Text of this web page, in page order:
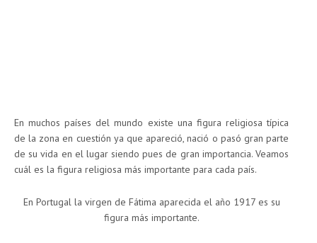
En muchos países del mundo existe una figura religiosa típica
de la zona en cuestión ya que apareció, nació o pasó gran parte
de su vida en el lugar siendo pues de gran importancia. Veamos
cuál es la figura religiosa más importante para cada país.
En Portugal la virgen de Fátima aparecida el año 1917 es su
figura más importante.